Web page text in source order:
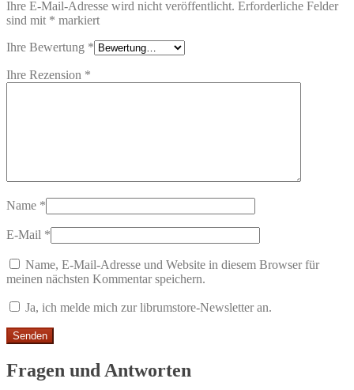
Ihre E-Mail-Adresse wird nicht veröffentlicht. Erforderliche Felder
sind mit * markiert
Ihre Bewertung *
Ihre Rezension *
Name *
E-Mail *
Name, E-Mail-Adresse und Website in diesem Browser für
meinen nächsten Kommentar speichern.
Ja, ich melde mich zur librumstore-Newsletter an.
Fragen und Antworten